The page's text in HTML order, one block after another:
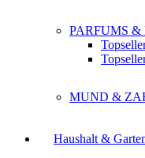
PARFUMS &
MUND &
Haushalt &